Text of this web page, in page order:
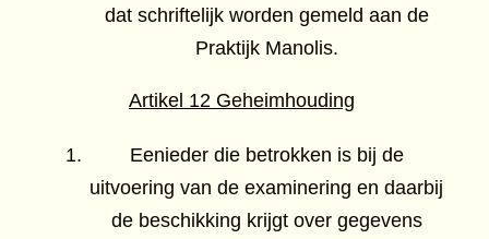
dat schriftelijk worden gemeld aan de
Praktijk Manolis.
Artikel 12 Geheimhouding
Eenieder die betrokken is bij de
uitvoering van de examinering en daarbij
de beschikking krijgt over gegevens